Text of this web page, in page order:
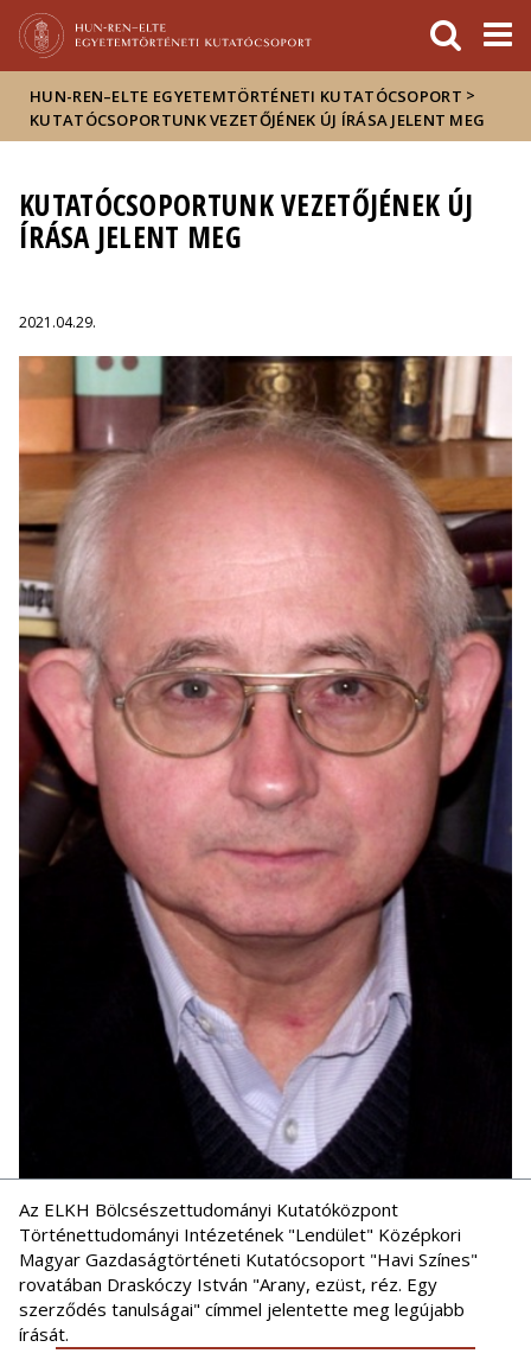
sajtóban
HUN-REN–ELTE EGYETEMTÖRTÉNETI KUTATÓCSOPORT >
KUTATÓCSOPORTUNK VEZETŐJÉNEK ÚJ ÍRÁSA JELENT MEG
KUTATÓCSOPORTUNK VEZETŐJÉNEK ÚJ
ÍRÁSA JELENT MEG
2021.04.29.
Az ELKH Bölcsészettudományi Kutatóközpont
Történettudományi Intézetének "Lendület" Középkori
Magyar Gazdaságtörténeti Kutatócsoport "Havi Színes"
rovatában Draskóczy István "Arany, ezüst, réz. Egy
szerződés tanulságai" címmel jelentette meg legújabb
írását.